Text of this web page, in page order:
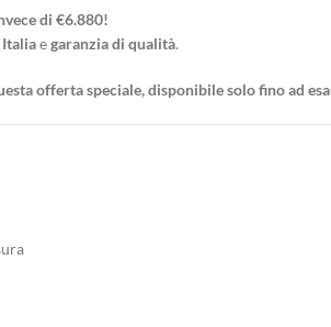
di €6.880!
egaranzia di qualità.
offerta speciale, disponibile solo fino ad